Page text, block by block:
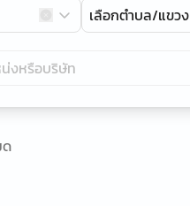
เลือกตำบล/แขวง